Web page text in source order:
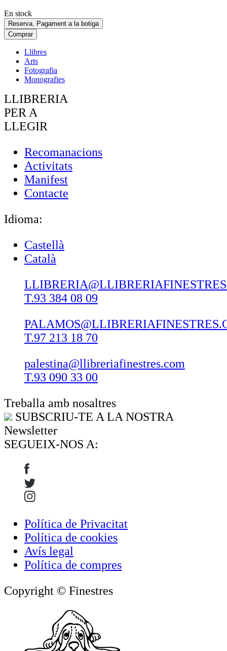
En stock
Reserva. Pagament a la botiga
Comprar
Llibres
Arts
Fotografia
Monografies
LLIBRERIA
PER A
LLEGIR
Recomanacions
Activitats
Manifest
Contacte
Idioma:
Castellà
Català
T.93 384 08 09
T.97 213 18 70
palestina@llibreriafinestres.com
T.93 090 33 00
Treballa amb nosaltres
SUBSCRIU-TE A LA NOSTRA
Newsletter
SEGUEIX-NOS A:
Política de Privacitat
Política de cookies
Avís legal
Política de compres
Copyright © Finestres